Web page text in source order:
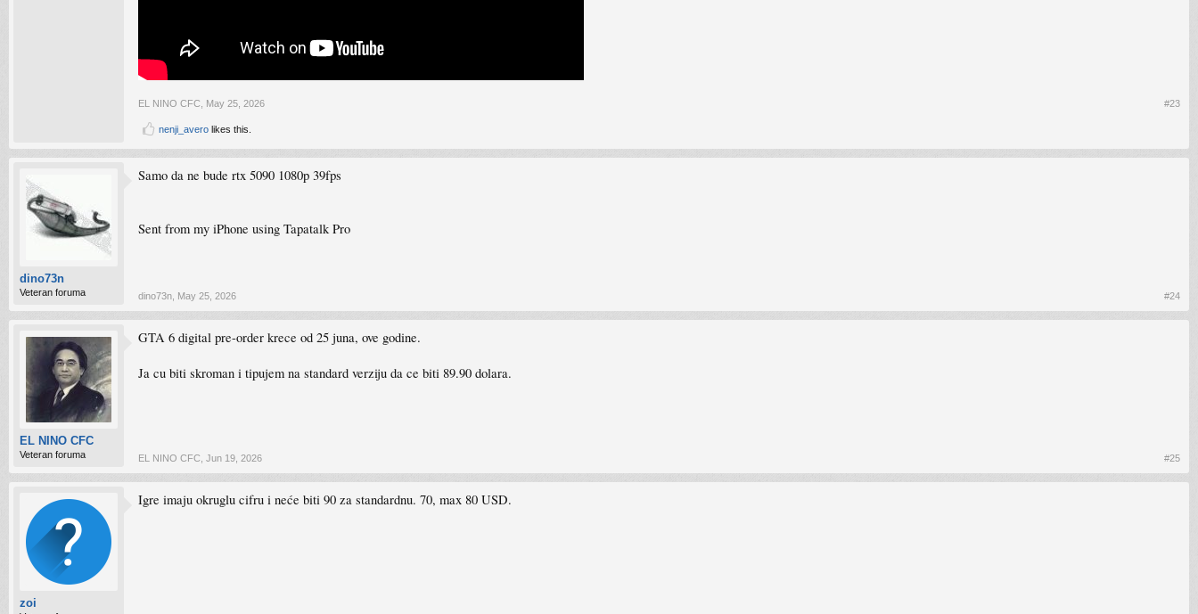
EL NINO CFC May 25, 2026 #23
nenji_avero likes this.
dino73n
Veteran foruma
Samo da ne bude rtx 5090 1080p 39fps
Sent from my iPhone using Tapatalk Pro
dino73n May 25, 2026 #24
EL NINO CFC
Veteran foruma
GTA 6 digital pre-order krece od 25 juna, ove godine.
Ja cu biti skroman i tipujem na standard verziju da ce biti 89.90 dolara.
EL NINO CFC Jun 19, 2026 #25
zoi
Igre imaju okruglu cifru i neće biti 90 za standardnu. 70, max 80 USD.